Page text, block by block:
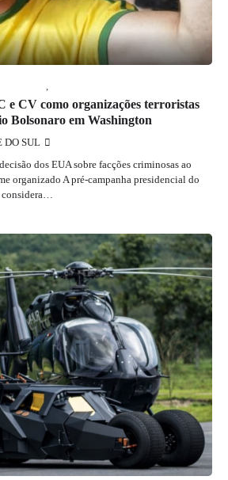
,
e CV como organizações terroristas
Bolsonaro em Washington
DO SUL
dos EUA sobre facções criminosas ao
organizado A pré-campanha presidencial do
considera…